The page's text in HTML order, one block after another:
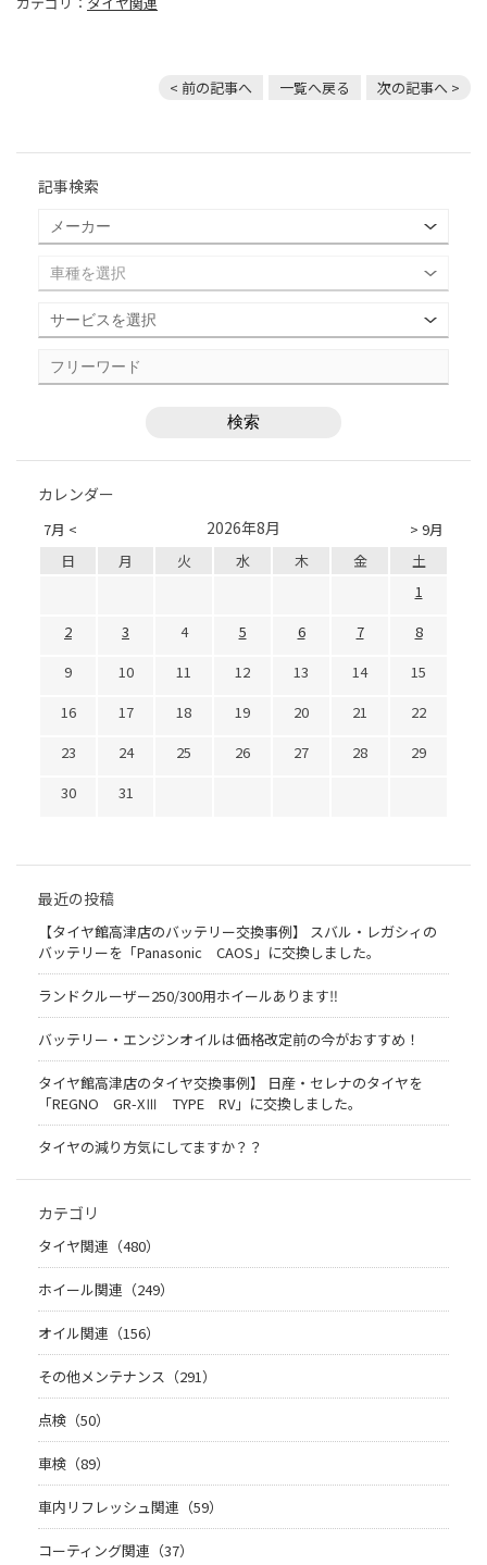
< 前の記事へ 一覧へ戻る 次の記事へ >
記事検索
カレンダー
7月 < > 9月
2026年8月
日 月 火 水 木 金
土
1
2
3 4 5 6 7
8
9
10 11 12 13 14
15
16
17 18 19 20 21
22
23
24 25 26 27 28
29
30
31
最近の投稿
【タイヤ館高津店のバッテリー交換事例】 スバル・レガシィの
バッテリーを「Panasonic CAOS」に交換しました。
ランドクルーザー250/300用ホイールあります‼
バッテリー・エンジンオイルは価格改定前の今がおすすめ！
タイヤ館高津店のタイヤ交換事例】 日産・セレナのタイヤを
「REGNO GR-XⅢ TYPE RV」に交換しました。
タイヤの減り方気にしてますか？？
カテゴリ
タイヤ関連（480）
ホイール関連（249）
オイル関連（156）
その他メンテナンス（291）
点検（50）
車検（89）
車内リフレッシュ関連（59）
コーティング関連（37）